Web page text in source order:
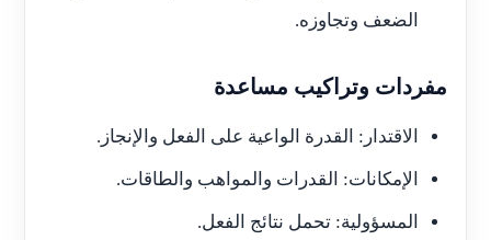
الضعف وتجاوزه.
مفردات وتراكيب مساعدة
الاقتدار: القدرة الواعية على الفعل والإنجاز.
الإمكانات: القدرات والمواهب والطاقات.
المسؤولية: تحمل نتائج الفعل.